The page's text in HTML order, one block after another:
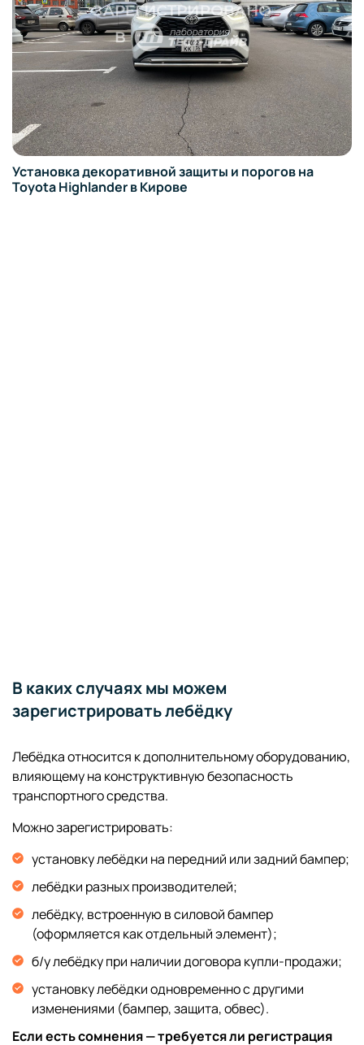
Установка декоративной защиты и порогов на
Toyota Highlander в Кирове
В каких случаях мы можем
зарегистрировать лебёдку
Лебёдка относится к дополнительному оборудованию,
влияющему на конструктивную безопасность
транспортного средства.
Можно зарегистрировать:
установку лебёдки на передний или задний бампер;
лебёдки разных производителей;
лебёдку, встроенную в силовой бампер
(оформляется как отдельный элемент);
б/у лебёдку при наличии договора купли-продажи;
установку лебёдки одновременно с другими
изменениями (бампер, защита, обвес).
Если есть сомнения — требуется ли регистрация